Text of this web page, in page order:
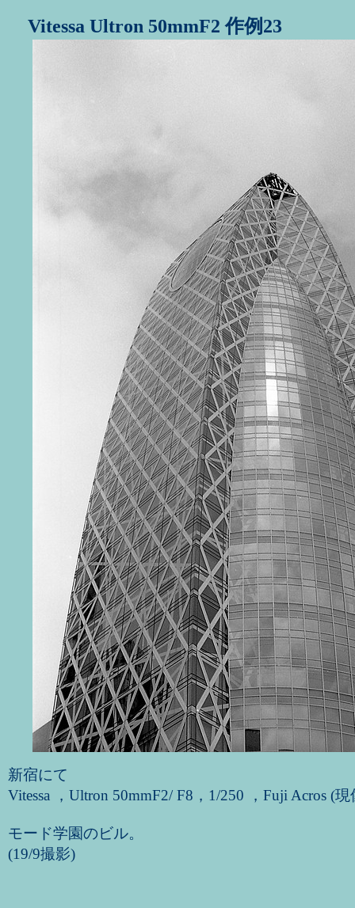
Vitessa Ultron 50mmF2 作例23
新宿にて
Vitessa ，Ultron 50mmF2/ F8，1/250 ，Fuji Acros (
モード学園のビル。
(19/9撮影)